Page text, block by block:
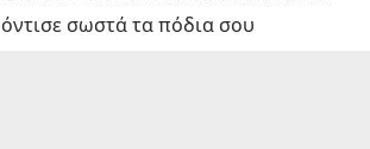
σωστά τα πόδια σου